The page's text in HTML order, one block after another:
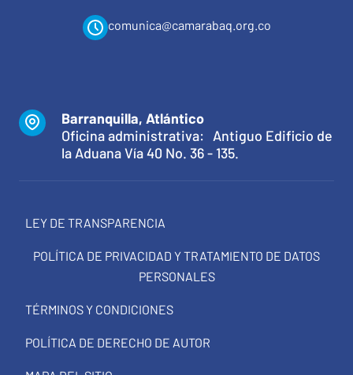
comunica@camarabaq.org.co
Barranquilla, Atlántico
Oficina administrativa: Antiguo Edificio de
la Aduana Vía 40 No. 36 - 135.
LEY DE TRANSPARENCIA
POLÍTICA DE PRIVACIDAD Y TRATAMIENTO DE DATOS
PERSONALES
TÉRMINOS Y CONDICIONES
POLÍTICA DE DERECHO DE AUTOR